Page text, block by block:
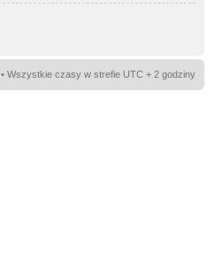
• Wszystkie czasy w strefie UTC + 2 godziny